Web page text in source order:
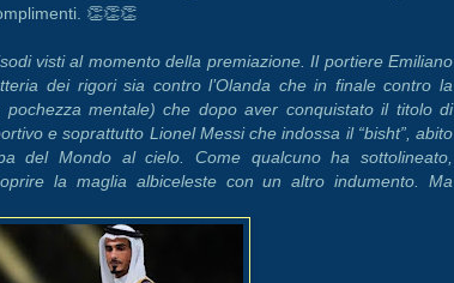
👏👏👏
visti al momento della premiazione. Il portiere Emiliano
dei rigori sia contro l’Olanda che in finale contro la
mentale) che dopo aver conquistato il titolo di
e soprattutto Lionel Messi che indossa il “bisht”, abito
del Mondo al cielo. Come qualcuno ha sottolineato,
la maglia albiceleste con un altro indumento. Ma